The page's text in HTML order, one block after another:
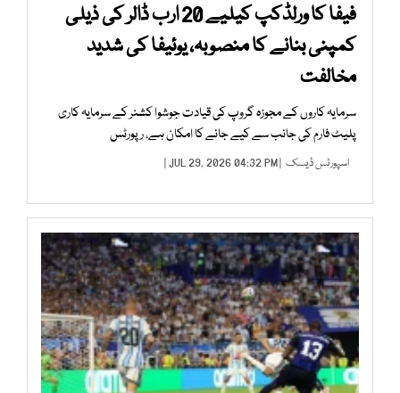
فیفا کا ورلڈکپ کیلیے 20 ارب ڈالر کی ذیلی
کمپنی بنانے کا منصوبہ، یوئیفا کی شدید
مخالفت
سرمایہ کاروں کے مجوزہ گروپ کی قیادت جوشوا کشنر کے سرمایہ کاری
پلیٹ فارم کی جانب سے کیے جانے کا امکان ہے، رپورٹس
اسپورٹس ڈیسک | JUL 29, 2026 04:32 PM |